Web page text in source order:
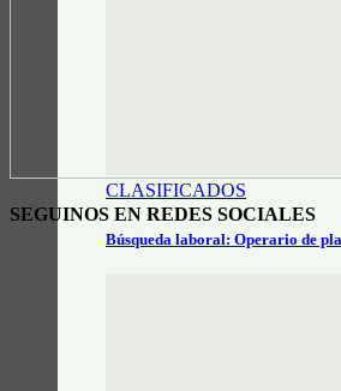
CLASIFICADOS
Búsqueda laboral: Operario de
SEGUINOS EN REDES SOCIALES